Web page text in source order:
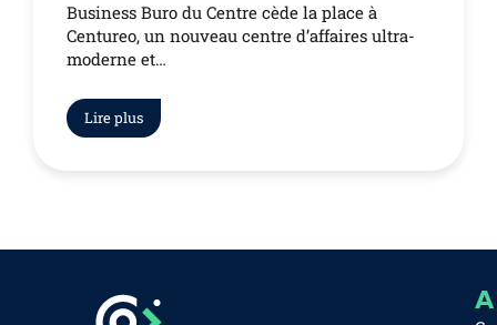
Business Buro du Centre cède la place à
Centureo, un nouveau centre d’affaires ultra-
moderne et…
Lire plus